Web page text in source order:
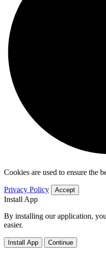
Cookies are used to ensure the
Privacy Policy Accept
Install App
By installing our application,
easier.
Install App Continue